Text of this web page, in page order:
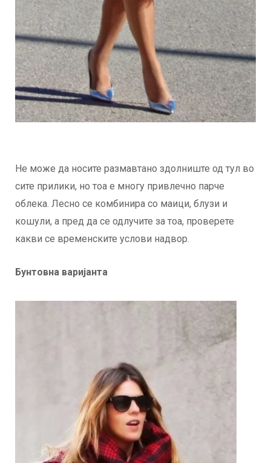
Не може да носите размавтано здолниште од тул во
сите прилики, но тоа е многу привлечно парче
облека. Лесно се комбинира со маици, блузи и
кошули, а пред да се одлучите за тоа, проверете
какви се временските услови надвор.
Бунтовна варијанта